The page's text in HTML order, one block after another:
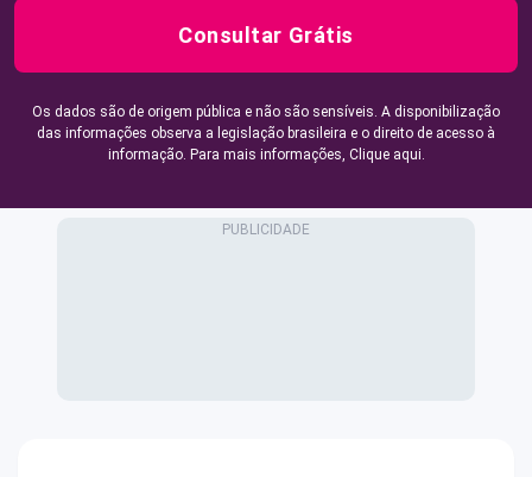
Consultar Grátis
Os dados são de origem pública e não são sensíveis. A disponibilização
das informações observa a legislação brasileira e o direito de acesso à
informação. Para mais informações, Clique aqui.